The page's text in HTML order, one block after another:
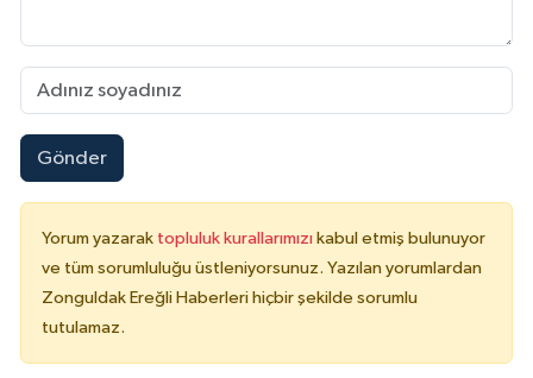
Gönder
Yorum yazarak topluluk kurallarımızı kabul etmiş bulunuyor
ve tüm sorumluluğu üstleniyorsunuz. Yazılan yorumlardan
Zonguldak Ereğli Haberleri hiçbir şekilde sorumlu
tutulamaz.